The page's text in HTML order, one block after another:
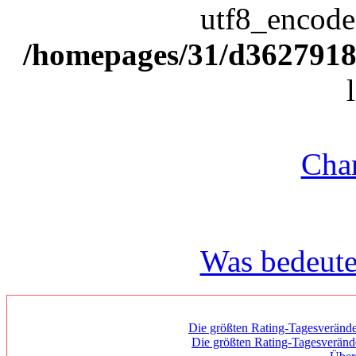
/homepages/31/
Was
Die größten Rating-
Die größten Rating-